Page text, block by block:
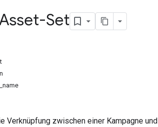
Set
Verknüpfung zwischen einer Kampagne